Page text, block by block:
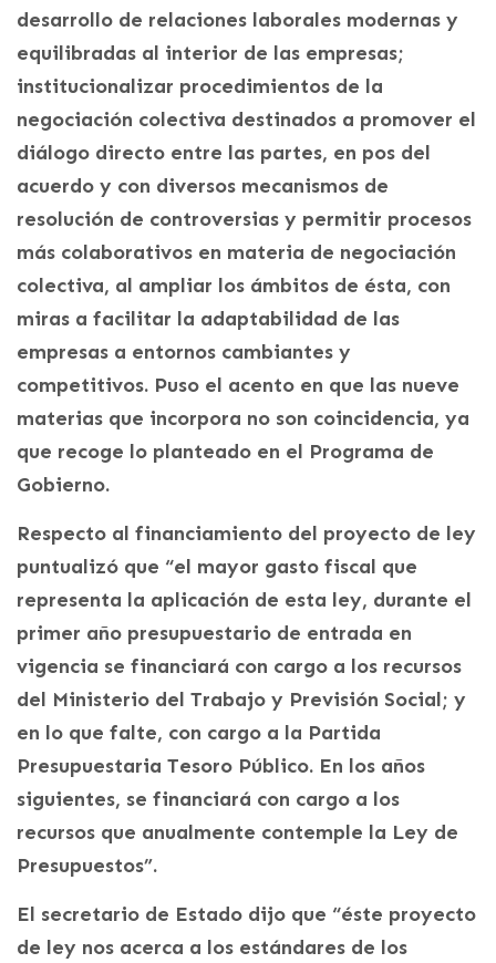
desarrollo de relaciones laborales modernas y
equilibradas al interior de las empresas;
institucionalizar procedimientos de la
negociación colectiva destinados a promover el
diálogo directo entre las partes, en pos del
acuerdo y con diversos mecanismos de
resolución de controversias y permitir procesos
más colaborativos en materia de negociación
colectiva, al ampliar los ámbitos de ésta, con
miras a facilitar la adaptabilidad de las
empresas a entornos cambiantes y
competitivos. Puso el acento en que las nueve
materias que incorpora no son coincidencia, ya
que recoge lo planteado en el Programa de
Gobierno.
Respecto al financiamiento del proyecto de ley
puntualizó que “el mayor gasto fiscal que
representa la aplicación de esta ley, durante el
primer año presupuestario de entrada en
vigencia se financiará con cargo a los recursos
del Ministerio del Trabajo y Previsión Social; y
en lo que falte, con cargo a la Partida
Presupuestaria Tesoro Público. En los años
siguientes, se financiará con cargo a los
recursos que anualmente contemple la Ley de
Presupuestos”.
El secretario de Estado dijo que “éste proyecto
de ley nos acerca a los estándares de los